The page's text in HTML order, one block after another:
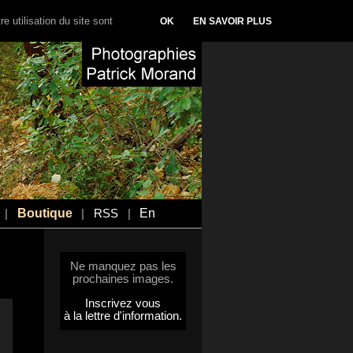
Boutique RSS En
Ne manquez pas les
prochaines images.
Inscrivez vous
à la lettre d'information.
utilisation du site sont OK EN SAVOIR PLUS